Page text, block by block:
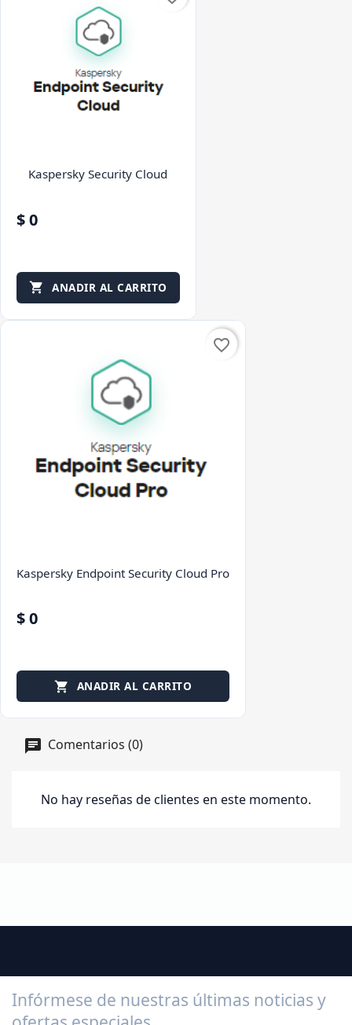
Kaspersky Security Cloud
$ 0
 ANADIR AL CARRITO
favorite_border
Kaspersky Endpoint Security Cloud Pro
$ 0
 ANADIR AL CARRITO
Comentarios (0)
No hay reseñas de clientes en este momento.
Infórmese de nuestras últimas noticias y